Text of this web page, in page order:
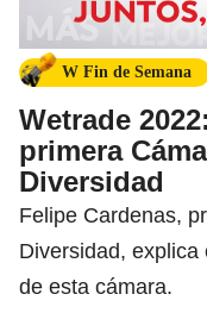
W Fin de Semana
Wetrade
primera
Diversidad
Felipe Cardenas,
Diversidad,
de esta cámara.